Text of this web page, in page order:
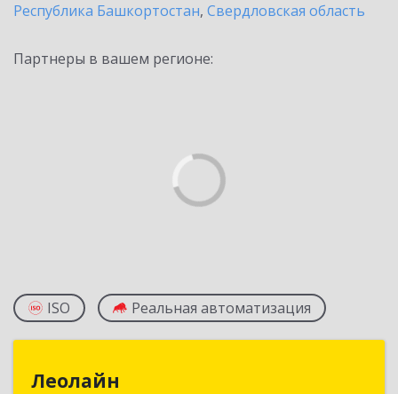
Республика Башкортостан, Свердловская область
Партнеры в вашем регионе:
ISO Реальная автоматизация
Леолайн